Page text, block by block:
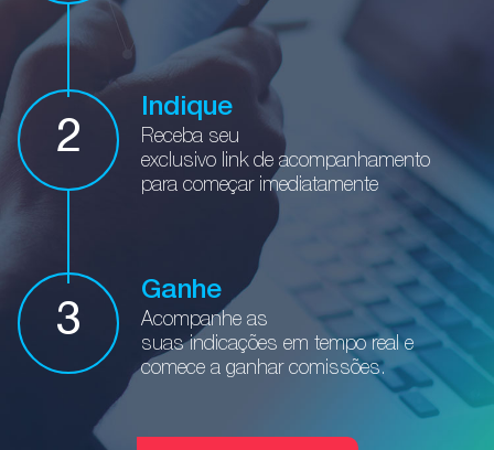
2
Indique
Receba seu
exclusivo link de acompanhamento
para começar imediatamente
3
Ganhe
Acompanhe as
suas indicações em tempo real e
comece a ganhar comissões.